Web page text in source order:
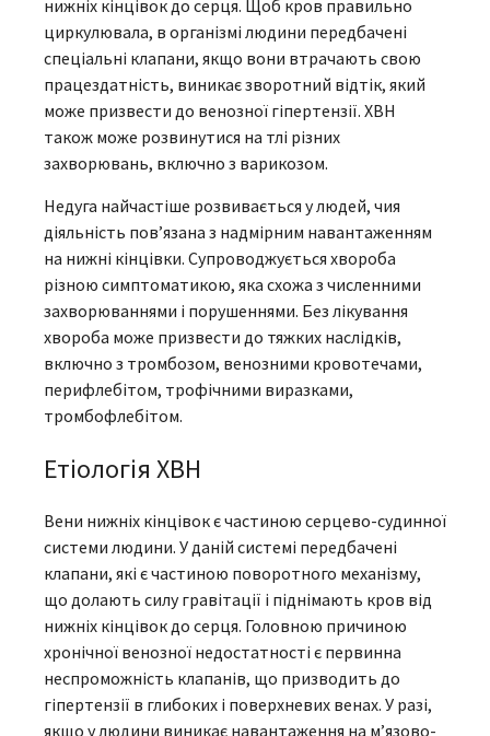
нижніх кінцівок до серця. Щоб кров правильно
циркулювала, в організмі людини передбачені
спеціальні клапани, якщо вони втрачають свою
працездатність, виникає зворотний відтік, який
може призвести до венозної гіпертензії. ХВН
також може розвинутися на тлі різних
захворювань, включно з варикозом.
Недуга найчастіше розвивається у людей, чия
діяльність пов’язана з надмірним навантаженням
на нижні кінцівки. Супроводжується хвороба
різною симптоматикою, яка схожа з численними
захворюваннями і порушеннями. Без лікування
хвороба може призвести до тяжких наслідків,
включно з тромбозом, венозними кровотечами,
перифлебітом, трофічними виразками,
тромбофлебітом.
Етіологія ХВН
Вени нижніх кінцівок є частиною серцево-судинної
системи людини. У даній системі передбачені
клапани, які є частиною поворотного механізму,
що долають силу гравітації і піднімають кров від
нижніх кінцівок до серця. Головною причиною
хронічної венозної недостатності є первинна
неспроможність клапанів, що призводить до
гіпертензії в глибоких і поверхневих венах. У разі,
якщо у людини виникає навантаження на м’язово-